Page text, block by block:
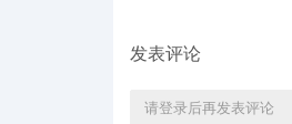
发表评论